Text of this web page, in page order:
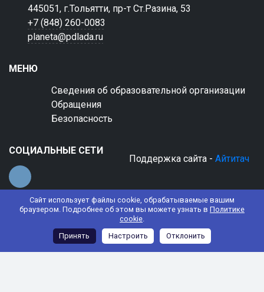
Сайт использует файлы cookie, обрабатываемые вашим
браузером. Подробнее об этом вы можете узнать в Политике
cookie.
Принять
Настроить Отклонить
445051, г.Тольятти, пр-т Ст.Разина, 53
+7 (848) 260-0083
planeta@pdlada.ru
МЕНЮ
Сведения об образовательной организации
Обращения
Безопасность
СОЦИАЛЬНЫЕ СЕТИ
Поддержка сайта - Айтитач
© 2022 АНО ДО "Планета детства "Лада"